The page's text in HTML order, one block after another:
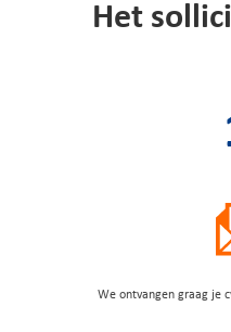
Het
We ontvangen graag je